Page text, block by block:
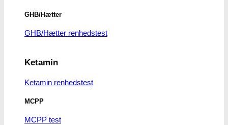
GHB/Hætter
GHB/Hætter renhedstest
Ketamin
Ketamin renhedstest
MCPP
MCPP test